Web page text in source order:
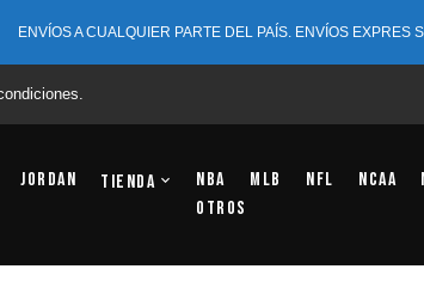
ENVÍOS A CUALQUIER PARTE DEL PAÍS. ENVÍOS EXPRES
Jordan Tienda NBA MLB NFL NCAA
OTROS